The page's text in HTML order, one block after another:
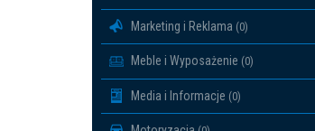
Marketing i Reklama (0)
Meble i Wyposażenie (0)
Media i Informacje (0)